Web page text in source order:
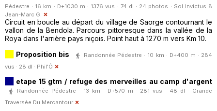
Pédestre · 16 km · D+1030 m · 1376 vus · 74 dl · 24 photos · Sol Invictus 8
Jean-Marc G.
Circuit en boucle au départ du village de Saorge contournant le
vallon de la Bendola. Parcours pittoresque dans la vallée de la
Roya dans l'arrière pays niçois. Point haut à 1270 m vers Km 10.
Proposition bis
Randonnée Pédestre · 10 km · D+400 m · 284
vus · 28 dl · Phil'Ô
etape 15 gtm / refuge des merveilles au camp d'argent
Randonnée Pédestre · 13 km · D+570 m · 281 vus · 48 dl · Grande
Traversée Du Mercantour